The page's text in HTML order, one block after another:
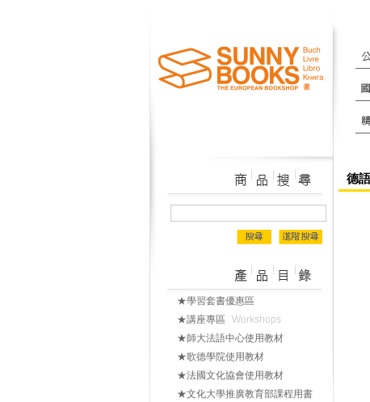
★學習套書優惠區
★講座專區
Workshops
★師大法語中心使用教材
★歌德學院使用教材
★法國文化協會使用教材
★文化大學推廣教育部課程用書
德